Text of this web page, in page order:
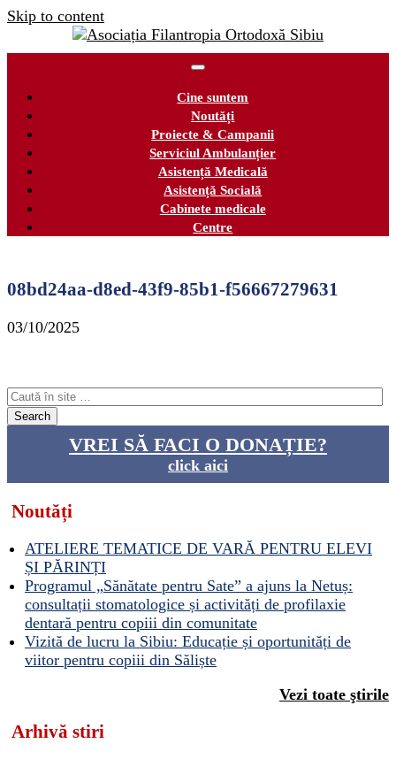
Skip to content
Cine suntem
Noutăți
Proiecte & Campanii
Serviciul Ambulanțier
Asistență Medicală
Asistență Socială
Cabinete medicale
Centre
08bd24aa-d8ed-43f9-85b1-f56667279631
03/10/2025
VREI SĂ FACI O DONAȚIE?
click aici
Noutăți
ATELIERE TEMATICE DE VARĂ PENTRU ELEVI
ȘI PĂRINȚI
Programul „Sănătate pentru Sate” a ajuns la Netuș:
consultații stomatologice și activități de profilaxie
dentară pentru copiii din comunitate
Vizită de lucru la Sibiu: Educație și oportunități de
viitor pentru copiii din Săliște
Vezi toate ştirile
Arhivă stiri